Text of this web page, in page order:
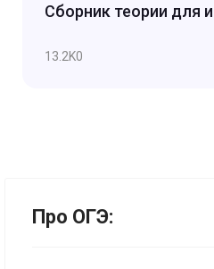
Сборник теории для
13.2K0
Про ОГЭ: